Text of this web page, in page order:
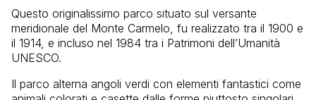
Questo originalissimo parco situato sul versante
meridionale del Monte Carmelo, fu realizzato tra il 1900 e
il 1914, e incluso nel 1984 tra i Patrimoni dell’Umanità
UNESCO.
Il parco alterna angoli verdi con elementi fantastici come